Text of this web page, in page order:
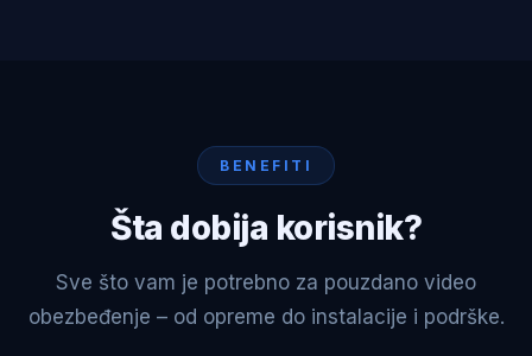
BENEFITI
Šta dobija korisnik?
Sve što vam je potrebno za pouzdano video
obezbeđenje – od opreme do instalacije i podrške.